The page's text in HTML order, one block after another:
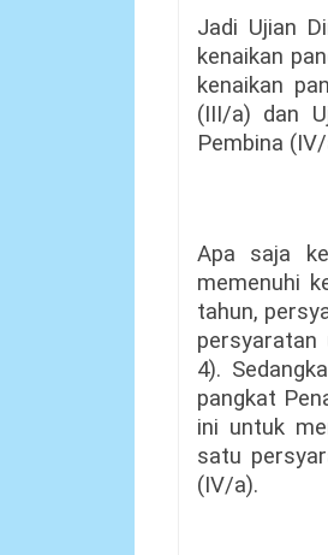
Jadi Ujian
kenaikan
kenaikan
(III/a) dan
Pembina
Apa saja
memenuhi
tahun,
persyaratan
4).
pangkat
ini untuk
satu
(IV/a).